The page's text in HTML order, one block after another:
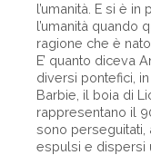
l’umanità. E si è
l’umanità quando
ragione che è
E’ quanto diceva
diversi pontefici,
Barbie, il boia di
rappresentano il
sono perseguitati,
espulsi e dispersi